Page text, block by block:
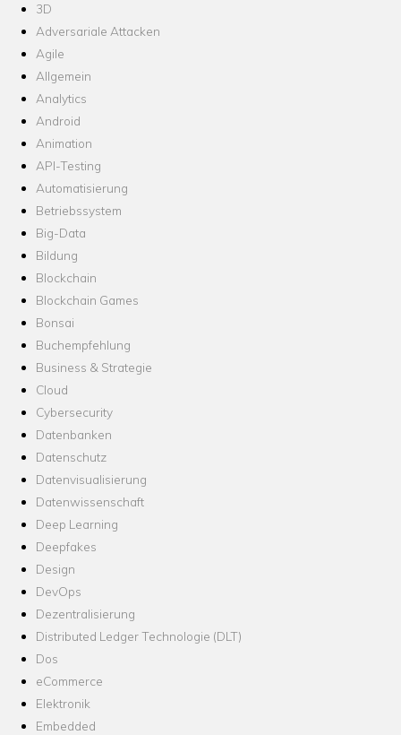
3D
Adversariale Attacken
Agile
Allgemein
Analytics
Android
Animation
API-Testing
Automatisierung
Betriebssystem
Big-Data
Bildung
Blockchain
Blockchain Games
Bonsai
Buchempfehlung
Business & Strategie
Cloud
Cybersecurity
Datenbanken
Datenschutz
Datenvisualisierung
Datenwissenschaft
Deep Learning
Deepfakes
Design
DevOps
Dezentralisierung
Distributed Ledger Technologie (DLT)
Dos
eCommerce
Elektronik
Embedded